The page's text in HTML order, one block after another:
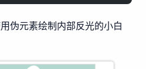
伪元素绘制内部反光的小白